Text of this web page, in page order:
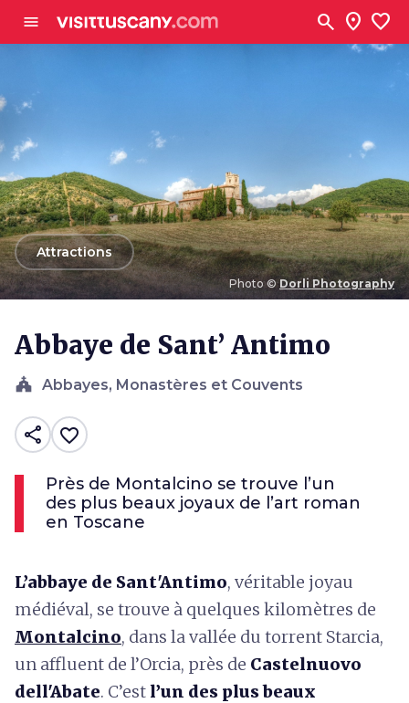
menu search location_on favorite
Photo © Dorli Photography
arrow_backAttractions
Abbaye de Sant’ Antimo
church Abbayes, Monastères et Couvents
share favorite_border
Près de Montalcino se trouve l’un
des plus beaux joyaux de l’art roman
en Toscane
L’abbaye de Sant'Antimo, véritable joyau
médiéval, se trouve à quelques kilomètres de
Montalcino, dans la vallée du torrent Starcia,
un affluent de l’Orcia, près de Castelnuovo
dell'Abate. C’estl’un des plus beaux